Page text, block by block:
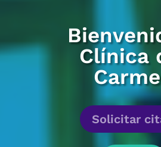
Clínica
Solicitar